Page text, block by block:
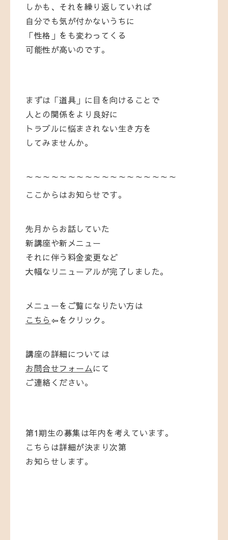
しかも、それを繰り返していれば
自分でも気が付かないうちに
「性格」をも変わってくる
可能性が高いのです。
まずは「道具」に目を向けることで
人との関係をより良好に
トラブルに悩まされない生き方を
してみませんか。
～～～～～～～～～～～～～～～～～～
ここからはお知らせです。
先月からお話していた
新講座や新メニュー
それに伴う料金変更など
大幅なリニューアルが完了しました。
メニューをご覧になりたい方は
こちら ⇦をクリック。
講座の詳細については
お問合せフォームにて
ご連絡ください。
第1期生の募集は年内を考えています。
こちらは詳細が決まり次第
お知らせします。